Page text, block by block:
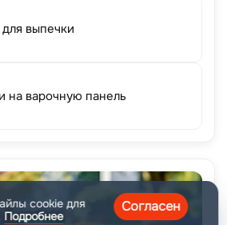
выпечки
на варочную панель
cookie для
Подробнее
Согласен